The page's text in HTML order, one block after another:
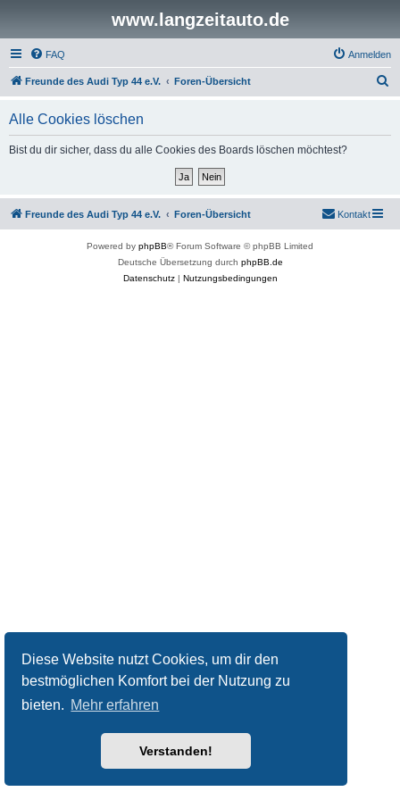
Diese Website nutzt Cookies, um dir den
bestmöglichen Komfort bei der Nutzung zu
bieten. Mehr erfahren
Verstanden!
www.langzeitauto.de
FAQ Anmelden
Freunde des Audi Typ 44 e.V. Foren-Übersicht
Alle Cookies löschen
Bist du dir sicher, dass du alle Cookies des Boards löschen möchtest?
Freunde des Audi Typ 44 e.V. Foren-Übersicht Kontakt
Powered by phpBB® Forum Software © phpBB Limited
Deutsche Übersetzung durch phpBB.de
Datenschutz| Nutzungsbedingungen